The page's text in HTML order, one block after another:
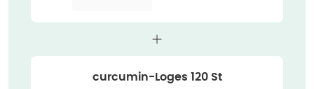
curcumin-Loges 120 St